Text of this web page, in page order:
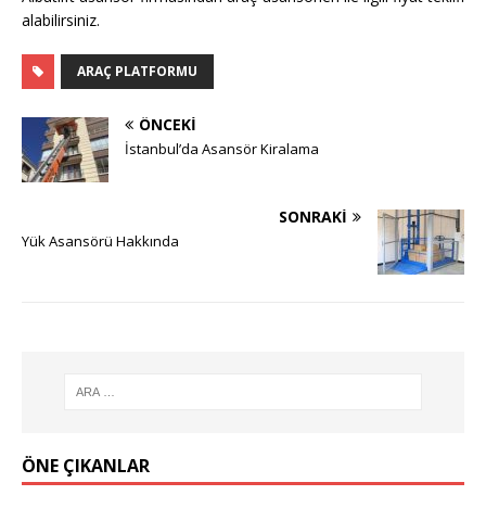
alabilirsiniz.
ARAÇ PLATFORMU
ÖNCEKI
İstanbul’da Asansör Kiralama
SONRAKI
Yük Asansörü Hakkında
ÖNE ÇIKANLAR